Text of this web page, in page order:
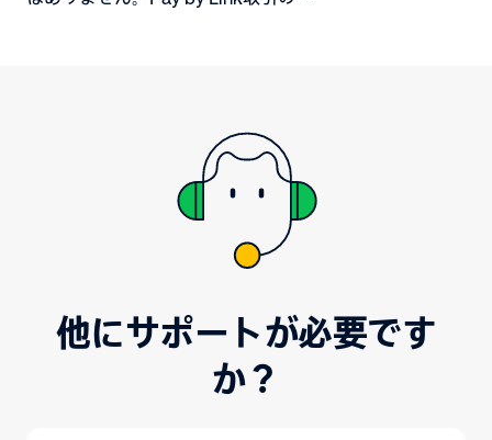
他にサポートが必要です
か？